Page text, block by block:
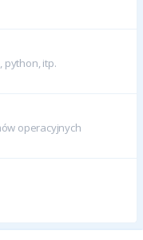
python, itp.
operacyjnych